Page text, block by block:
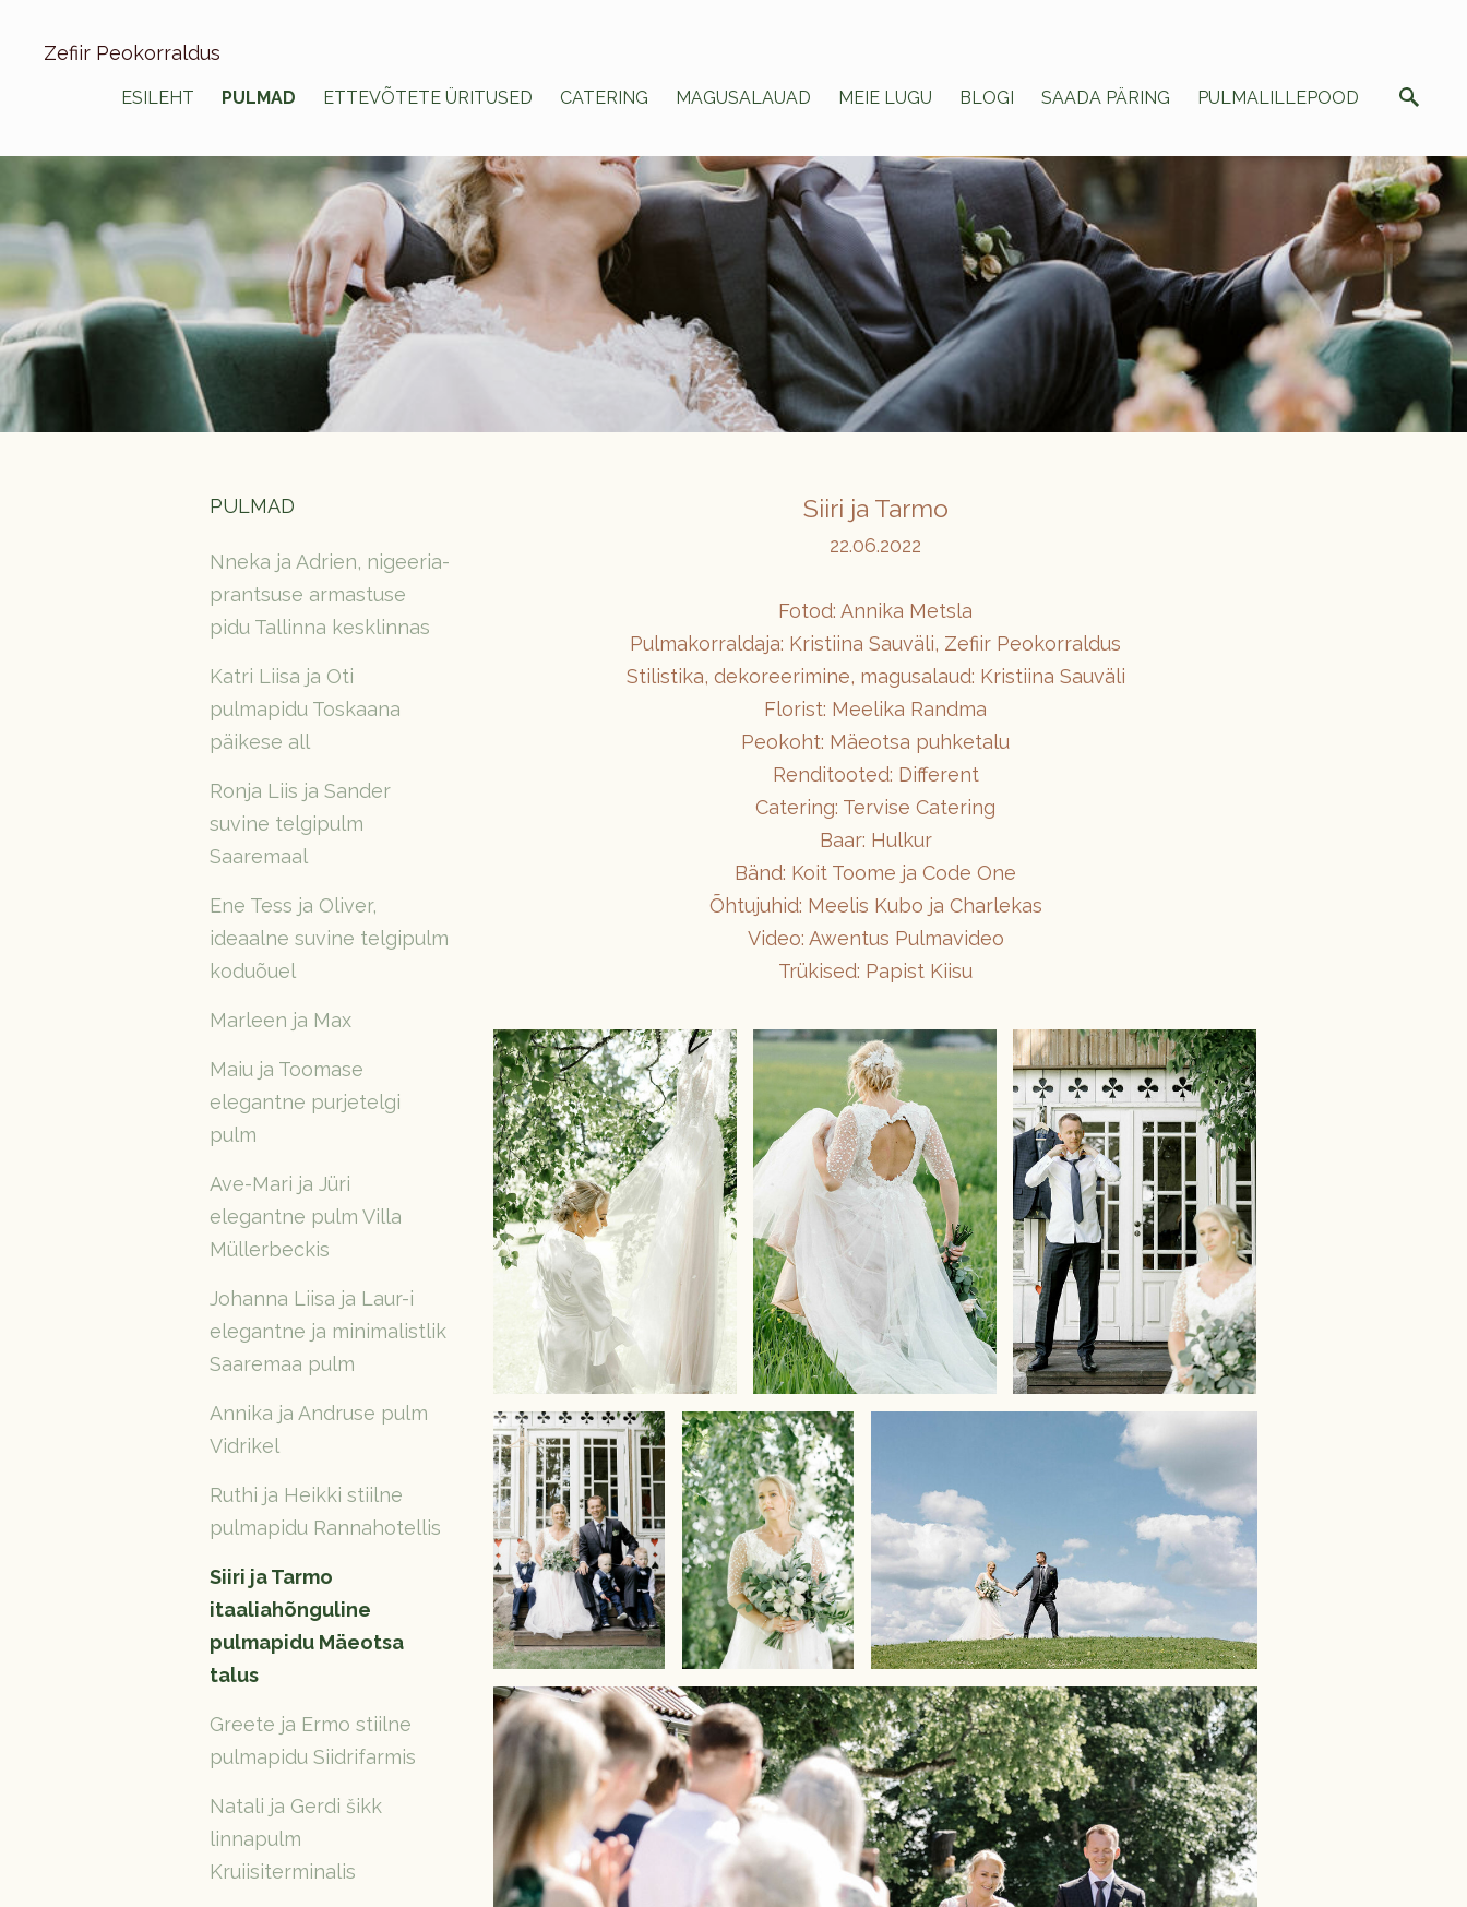
Zefiir Peokorraldus
ESILEHT PULMAD ETTEVÕTETE ÜRITUSED CATERING MAGUSALAUAD MEIE LUGU BLOGI SAADA PÄRING PULMALILLEPOOD
PULMAD
Nneka ja Adrien, nigeeria-
prantsuse armastuse
pidu Tallinna kesklinnas
Katri Liisa ja Oti
pulmapidu Toskaana
päikese all
Ronja Liis ja Sander
suvine telgipulm
Saaremaal
Ene Tess ja Oliver,
ideaalne suvine telgipulm
koduõuel
Marleen ja Max
Maiu ja Toomase
elegantne purjetelgi
pulm
Ave-Mari ja Jüri
elegantne pulm Villa
Müllerbeckis
Johanna Liisa ja Laur-i
elegantne ja minimalistlik
Saaremaa pulm
Annika ja Andruse pulm
Vidrikel
Ruthi ja Heikki stiilne
pulmapidu Rannahotellis
Siiri ja Tarmo
itaaliahõnguline
pulmapidu Mäeotsa
talus
Greete ja Ermo stiilne
pulmapidu Siidrifarmis
Natali ja Gerdi šikk
linnapulm
Kruiisiterminalis
Siiri ja Tarmo
22.06.2022
Fotod: Annika Metsla
Pulmakorraldaja: Kristiina Sauväli, Zefiir Peokorraldus
Stilistika, dekoreerimine, magusalaud: Kristiina Sauväli
Florist: Meelika Randma
Peokoht: Mäeotsa puhketalu
Renditooted: Different
Catering: Tervise Catering
Baar: Hulkur
Bänd: Koit Toome ja Code One
Õhtujuhid: Meelis Kubo ja Charlekas
Video: Awentus Pulmavideo
Trükised: Papist Kiisu